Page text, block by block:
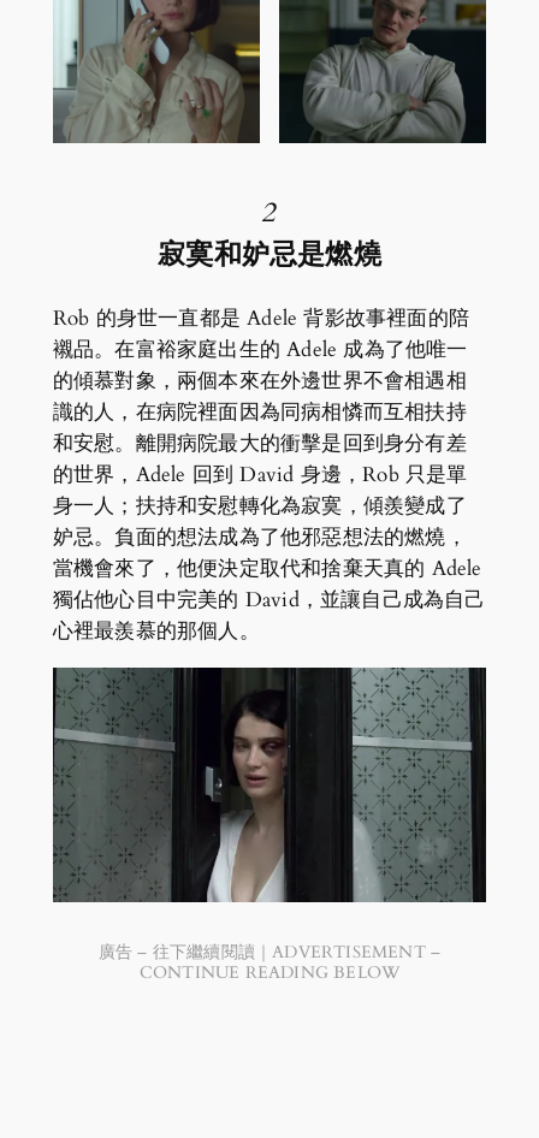
2
寂寞和妒忌是燃燒
Rob 的身世一直都是 Adele 背影故事裡面的陪
襯品。在富裕家庭出生的 Adele 成為了他唯一
的傾慕對象，兩個本來在外邊世界不會相遇相
識的人，在病院裡面因為同病相憐而互相扶持
和安慰。離開病院最大的衝擊是回到身分有差
的世界，Adele 回到 David 身邊，Rob 只是單
身一人；扶持和安慰轉化為寂寞，傾羨變成了
妒忌。負面的想法成為了他邪惡想法的燃燒，
當機會來了，他便決定取代和捨棄天真的 Adele
獨佔他心目中完美的 David，並讓自己成為自己
心裡最羨慕的那個人。
廣告 – 往下繼續閱讀｜ADVERTISEMENT –
CONTINUE READING BELOW